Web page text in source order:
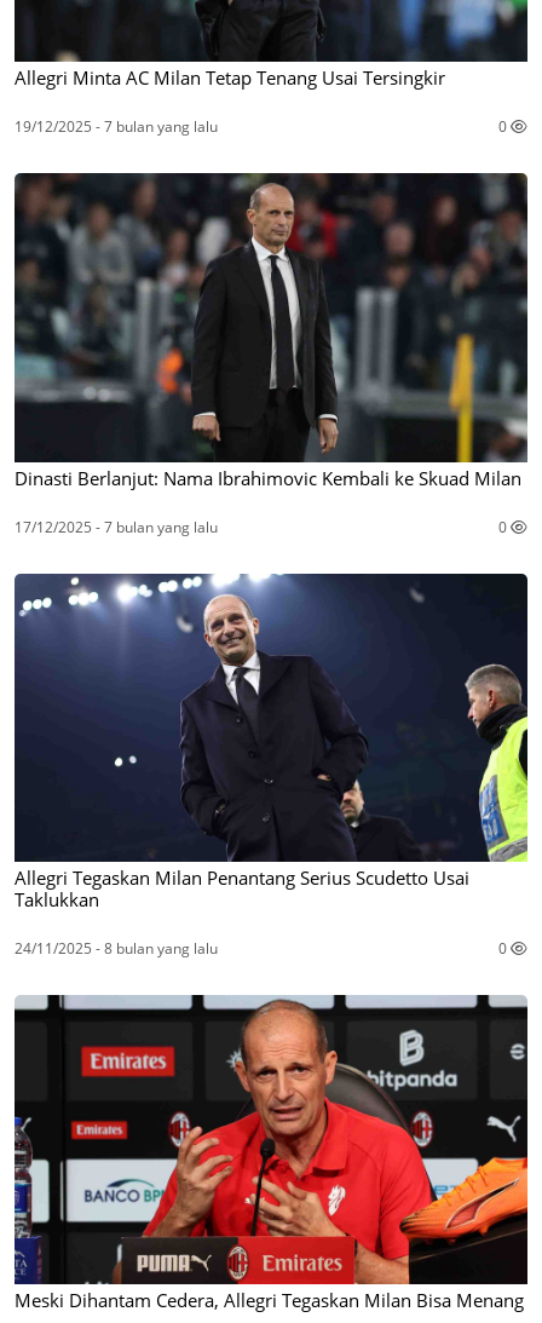
Allegri Minta AC Milan Tetap Tenang Usai Tersingkir
19/12/2025 - 7 bulan yang lalu 0
Dinasti Berlanjut: Nama Ibrahimovic Kembali ke Skuad Milan
17/12/2025 - 7 bulan yang lalu 0
Allegri Tegaskan Milan Penantang Serius Scudetto Usai
Taklukkan
24/11/2025 - 8 bulan yang lalu 0
Meski Dihantam Cedera, Allegri Tegaskan Milan Bisa Menang